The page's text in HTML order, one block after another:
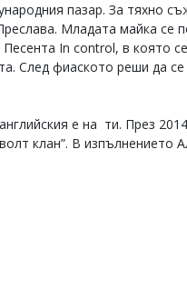
пазар. За тяхно
Младата майка се
In control, в която
След фиаското реши да
е на ти. През
клан”. В изпълнението